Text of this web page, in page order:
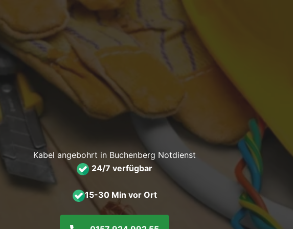
Kabel angebohrt in Buchenberg Notdienst
24/7 verfügbar
15-30 Min vor Ort